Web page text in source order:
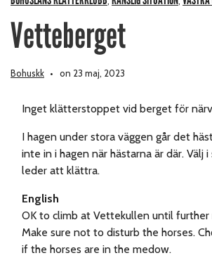
Vetteberget
Bohuskk on 23 maj, 2023
Inget klätterstoppet vid berget för
I hagen under stora väggen går det
inte in i hagen när hästarna är där. Välj
leder att klättra.
English
OK to climb at Vettekullen until further
Make sure not to disturb the horses.
if the horses are in the medow.